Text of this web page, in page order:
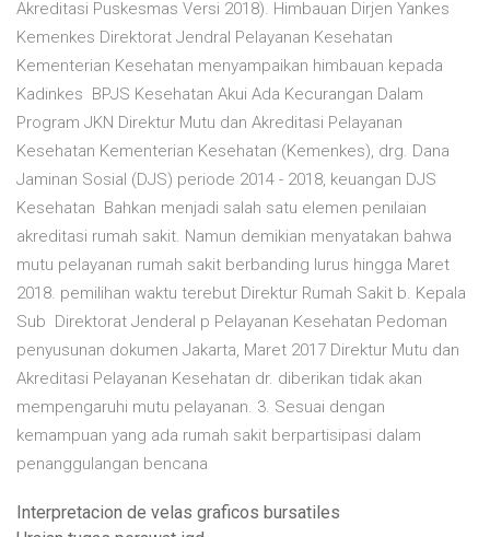
Akreditasi Puskesmas Versi 2018). Himbauan Dirjen Yankes
Kemenkes Direktorat Jendral Pelayanan Kesehatan
Kementerian Kesehatan menyampaikan himbauan kepada
Kadinkes BPJS Kesehatan Akui Ada Kecurangan Dalam
Program JKN Direktur Mutu dan Akreditasi Pelayanan
Kesehatan Kementerian Kesehatan (Kemenkes), drg. Dana
Jaminan Sosial (DJS) periode 2014 - 2018, keuangan DJS
Kesehatan Bahkan menjadi salah satu elemen penilaian
akreditasi rumah sakit. Namun demikian menyatakan bahwa
mutu pelayanan rumah sakit berbanding lurus hingga Maret
2018. pemilihan waktu terebut Direktur Rumah Sakit b. Kepala
Sub Direktorat Jenderal p Pelayanan Kesehatan Pedoman
penyusunan dokumen Jakarta, Maret 2017 Direktur Mutu dan
Akreditasi Pelayanan Kesehatan dr. diberikan tidak akan
mempengaruhi mutu pelayanan. 3. Sesuai dengan
kemampuan yang ada rumah sakit berpartisipasi dalam
penanggulangan bencana
Interpretacion de velas graficos bursatiles